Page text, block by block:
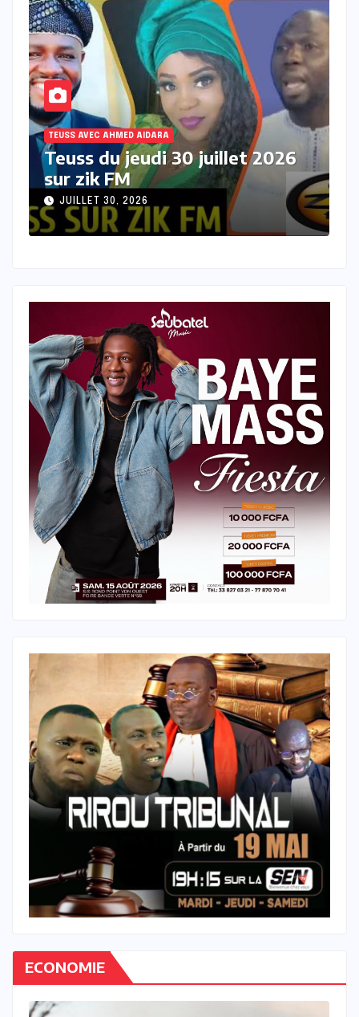
30 juillet 2026
TEUSS AVEC AHMED AIDARA
Teuss du mercredi
2026 sur Zik FM
JUILLET 29, 2026
ECONOMIE